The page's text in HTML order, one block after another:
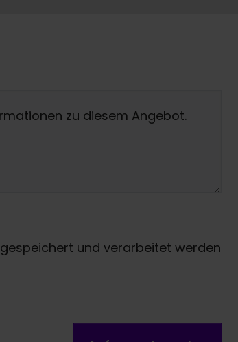
gespeichert und verarbeitet werden